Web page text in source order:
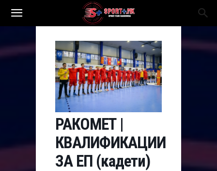
РАКОМЕТ |
КВАЛИФИКАЦИИ
ЗА ЕП (кадети)